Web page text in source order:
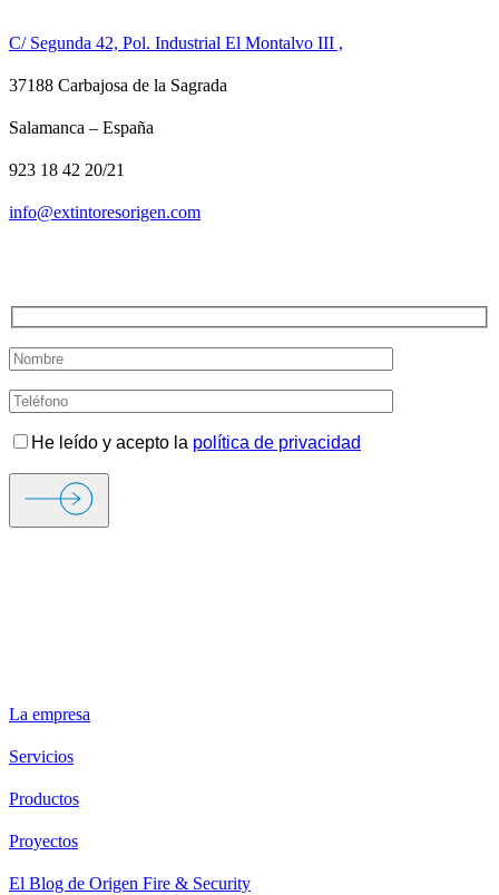
C/ Segunda 42, Pol. Industrial El Montalvo III ,
37188 Carbajosa de la Sagrada
Salamanca – España
923 18 42 20/21
info@extintoresorigen.com
He leído y acepto la política de privacidad
La empresa
Servicios
Productos
Proyectos
El Blog de Origen Fire & Security